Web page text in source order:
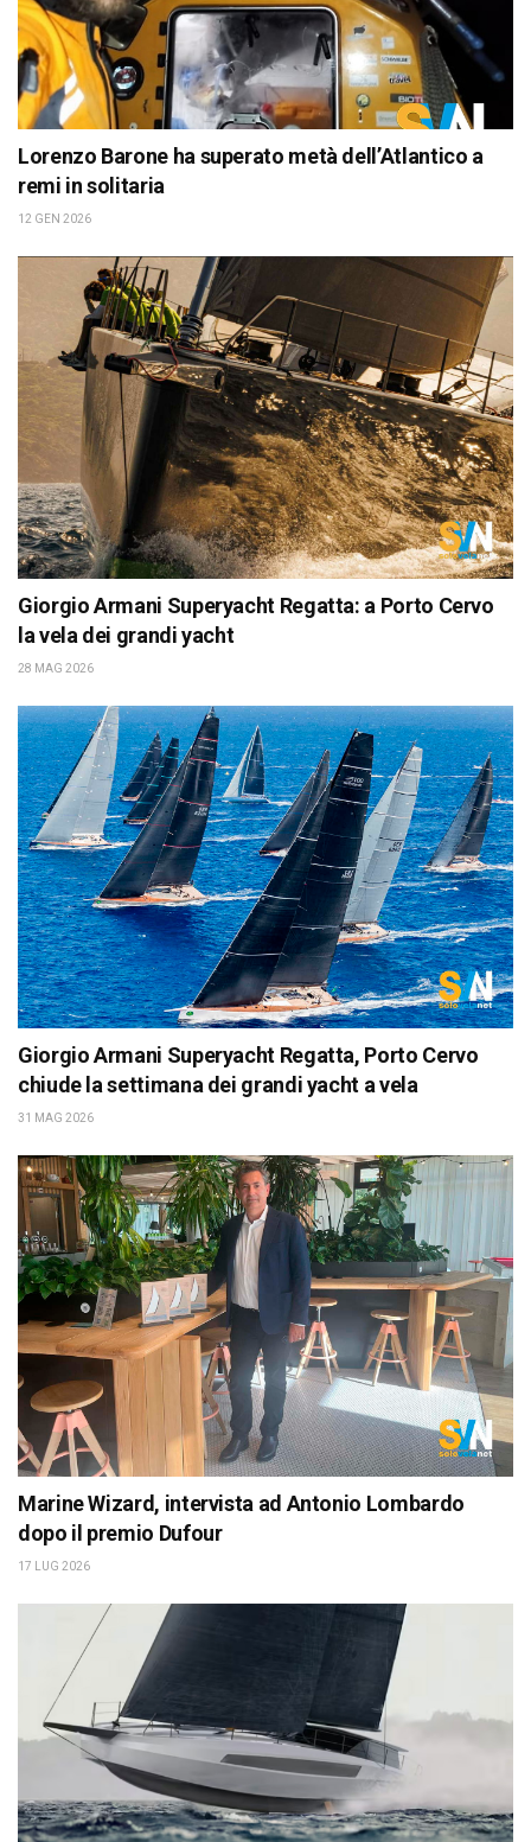
Lorenzo Barone ha superato metà dell’Atlantico a
remi in solitaria
12 GEN 2026
Giorgio Armani Superyacht Regatta: a Porto Cervo
la vela dei grandi yacht
28 MAG 2026
Giorgio Armani Superyacht Regatta, Porto Cervo
chiude la settimana dei grandi yacht a vela
31 MAG 2026
Marine Wizard, intervista ad Antonio Lombardo
dopo il premio Dufour
17 LUG 2026